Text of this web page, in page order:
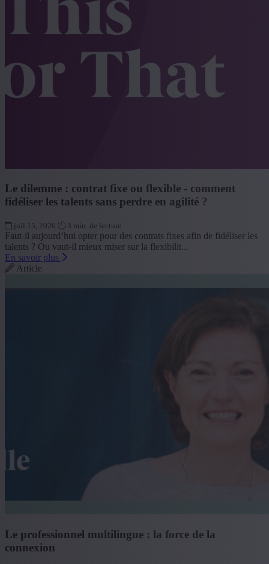
Le dilemme : contrat fixe ou flexible - comment
fidéliser les talents sans perdre en agilité ?
juil 15, 2026 3 min. de lecture
Faut-il aujourd’hui opter pour des contrats fixes afin de fidéliser les
talents ? Ou vaut-il mieux miser sur la flexibilit...
En savoir plus
Article
Le professionnel multilingue : la force de la
connexion